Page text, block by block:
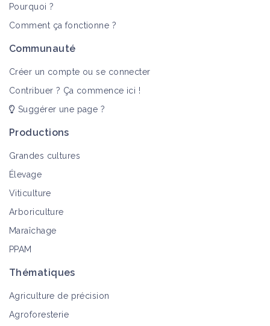
Pourquoi ?
Comment ça fonctionne ?
Communauté
Créer un compte ou se connecter
Contribuer ? Ça commence ici !
Suggérer une page ?
Productions
Grandes cultures
Élevage
Viticulture
Arboriculture
Maraîchage
PPAM
Thématiques
Agriculture de précision
Agroforesterie